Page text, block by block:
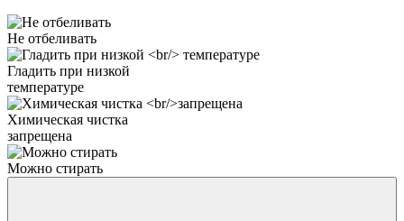
Не отбеливать
Гладить при низкой
температуре
Химическая чистка
запрещена
Можно стирать